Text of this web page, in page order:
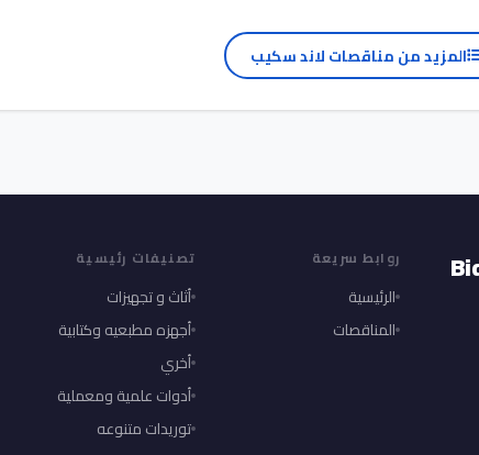
المزيد من مناقصات لاند سكيب
روابط سريعة
الرئيسية
المناقصات
تصنيفات رئيسية
أثاث و تجهيزات
أجهزه مطبعيه وكتابية
أخري
أدوات علمية ومعملية
توريدات متنوعه